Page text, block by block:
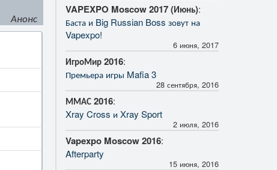
Анонс
VAPEXPO Moscow 2017 (Июнь):
Баста и Big Russian Boss зовут на
Vapexpo!
6 июня, 2017
ИгроМир 2016:
Премьера игры Mafia 3
28 сентября, 2016
ММАС 2016:
Xray Cross и Xray Sport
2 июля, 2016
Vapexpo Moscow 2016:
Afterparty
15 июня, 2016